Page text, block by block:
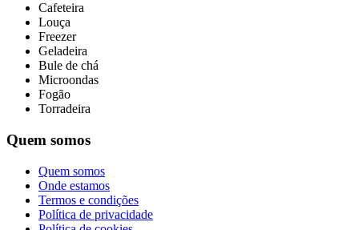
Cafeteira
Louça
Freezer
Geladeira
Bule de chá
Microondas
Fogão
Torradeira
Quem somos
Quem somos
Onde estamos
Termos e condições
Política de privacidade